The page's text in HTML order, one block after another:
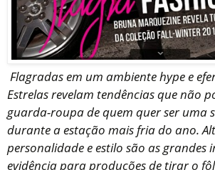
Flagradas em um ambiente hype e
Estrelas revelam tendências que não
guarda-roupa de quem quer ser uma
durante a estação mais fria do ano.
personalidade e estilo são as grandes
evidência para produções de tirar o